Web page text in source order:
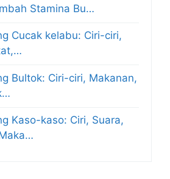
Stamina Bu…
Cucak kelabu: Ciri-ciri,
Bultok: Ciri-ciri, Makanan,
Kaso-kaso: Ciri, Suara,